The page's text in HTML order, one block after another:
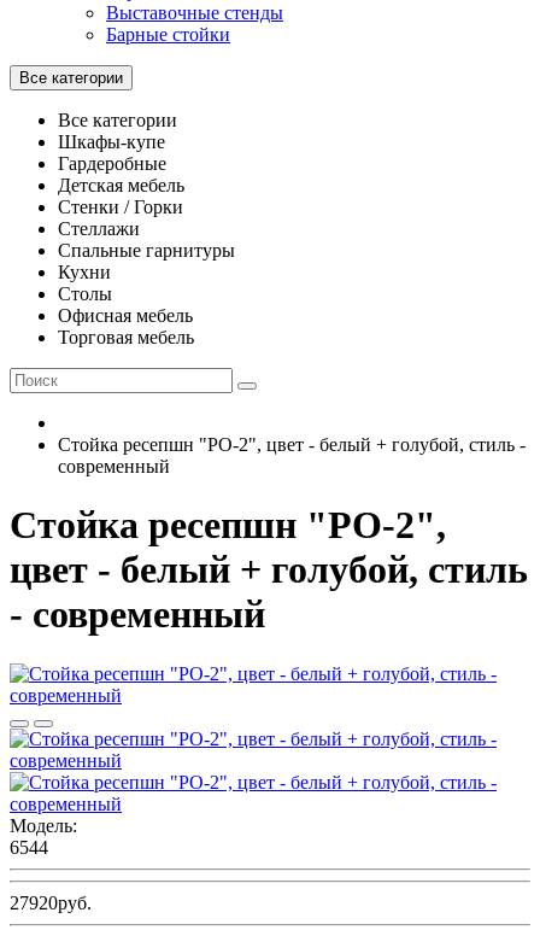
Выставочные стенды
Барные стойки
Все категории
Все категории
Шкафы-купе
Гардеробные
Детская мебель
Стенки / Горки
Стеллажи
Спальные гарнитуры
Кухни
Столы
Офисная мебель
Торговая мебель
Стойка ресепшн "РО-2", цвет - белый + голубой, стиль -
современный
Стойка ресепшн "РО-2",
цвет - белый + голубой, стиль
- современный
Модель:
6544
27920руб.